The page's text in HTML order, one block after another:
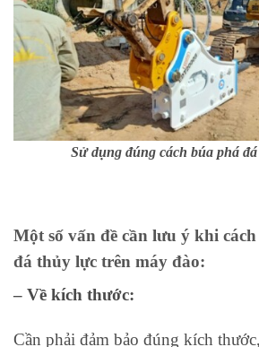
Sử dụng đúng cách búa phá
Một số vấn đề cần lưu ý khi
đá thủy lực trên máy đào:
– Về kích thước:
Cần phải đảm bảo đúng kích